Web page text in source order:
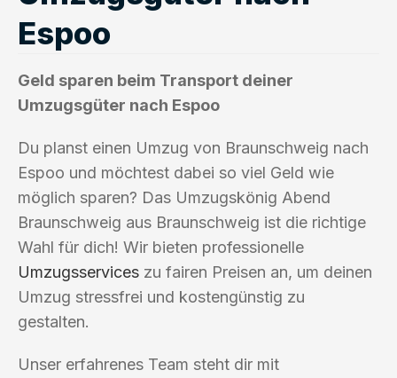
Espoo
Geld sparen beim Transport deiner
Umzugsgüter nach Espoo
Du planst einen Umzug von Braunschweig nach
Espoo und möchtest dabei so viel Geld wie
möglich sparen? Das Umzugskönig Abend
Braunschweig aus Braunschweig ist die richtige
Wahl für dich! Wir bieten professionelle
Umzugsservices zu fairen Preisen an, um deinen
Umzug stressfrei und kostengünstig zu
gestalten.
Unser erfahrenes Team steht dir mit